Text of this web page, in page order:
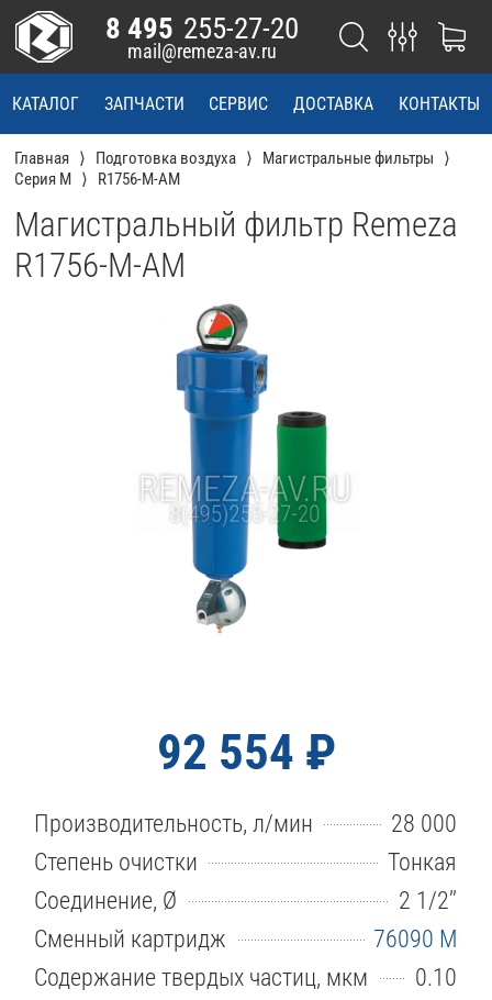
КАТАЛОГ ЗАПЧАСТИ СЕРВИС ДОСТАВКА КОНТАКТЫ
8 495 255-27-20
mail@remeza-av.ru
Главная Подготовка воздуха
Магистральные фильтры
Серия M
R1756-M-AM
Магистральный фильтр Remeza
R1756-M-AM
92 554 ₽
Производительность, л/мин
28 000
Степень очистки
Тонкая
Соединение, Ø
2 1/2’’
Сменный картридж
76090 M
Содержание твердых частиц, мкм
0.10